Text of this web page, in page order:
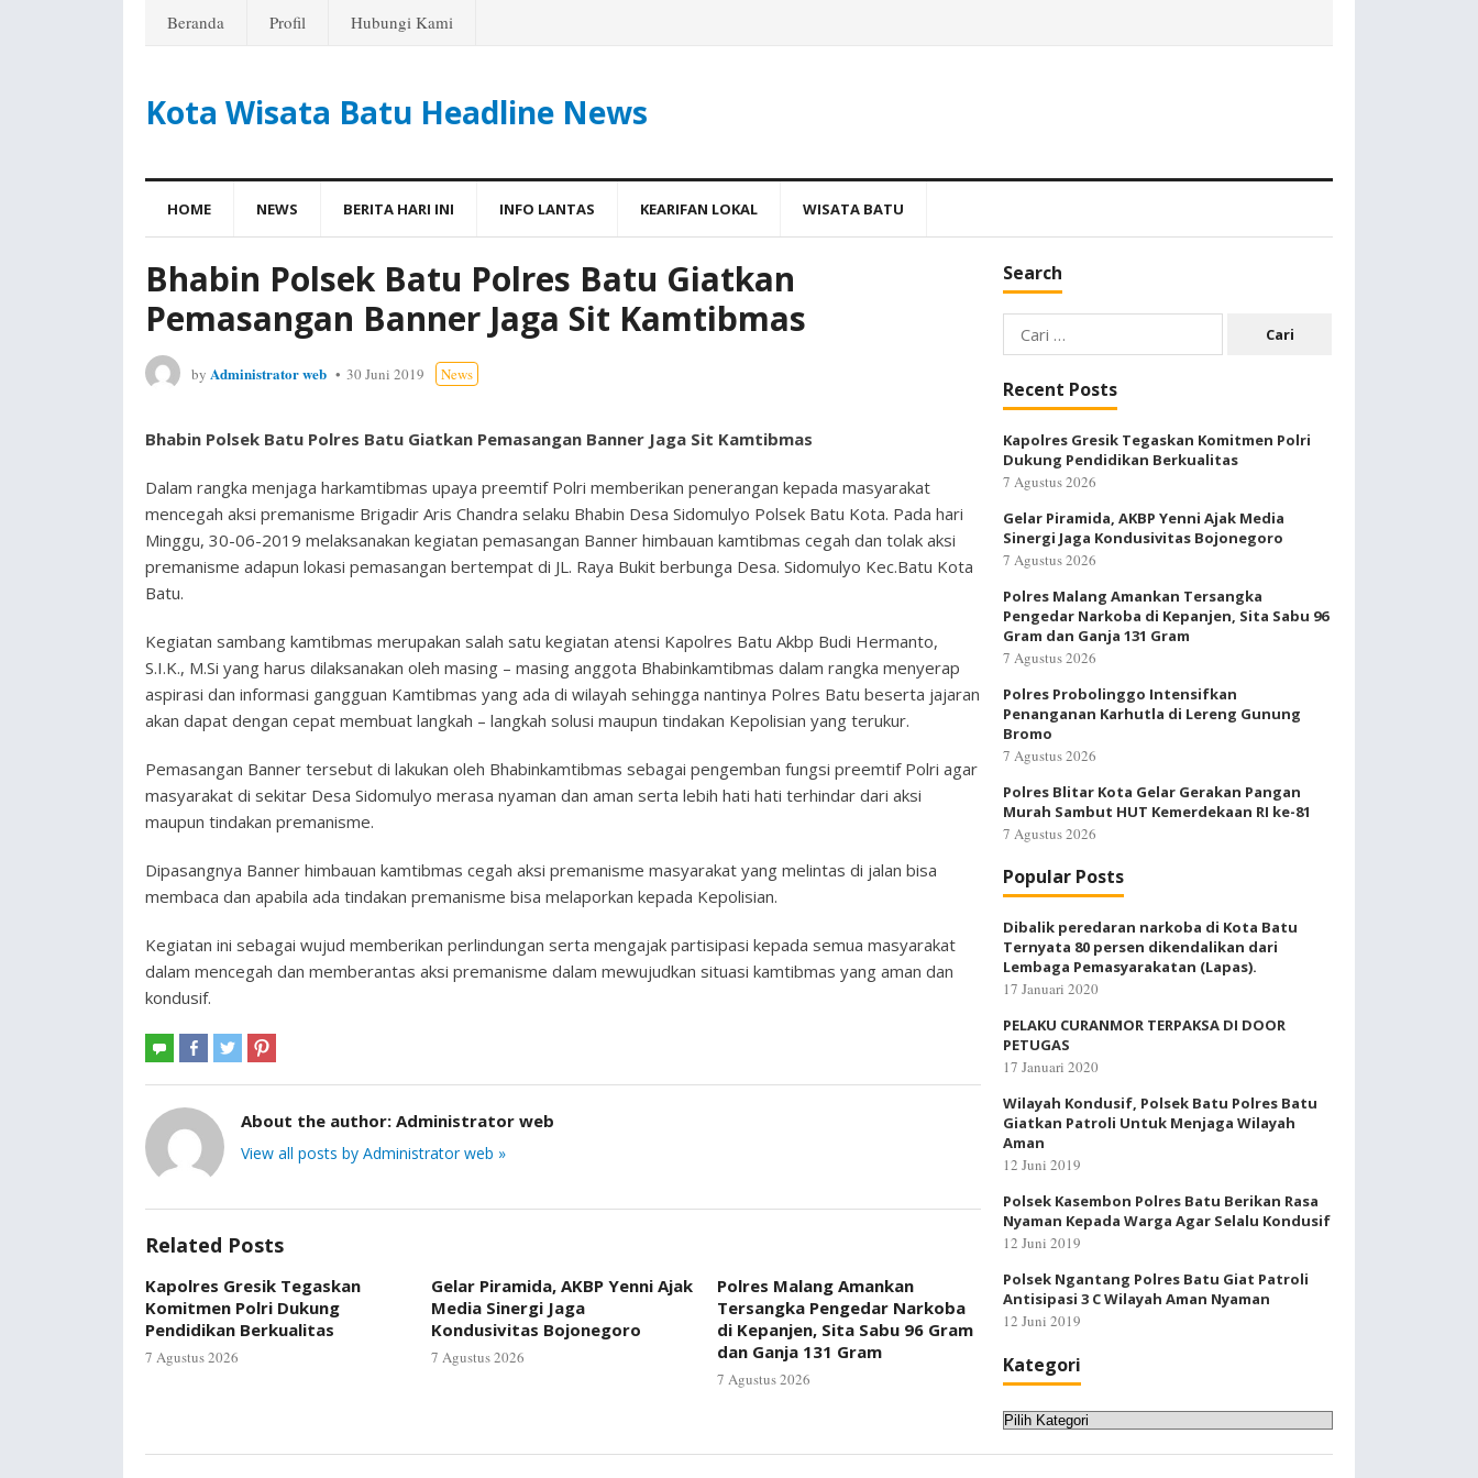
Beranda Profil Hubungi Kami
Kota Wisata Batu Headline News
HOME NEWS BERITA HARI INI INFO LANTAS KEARIFAN LOKAL WISATA BATU
Bhabin Polsek Batu Polres Batu Giatkan
Pemasangan Banner Jaga Sit Kamtibmas
by Administrator web 30 Juni 2019 News
Bhabin Polsek Batu Polres Batu Giatkan Pemasangan Banner Jaga Sit Kamtibmas
Dalam rangka menjaga harkamtibmas upaya preemtif Polri memberikan penerangan kepada masyarakat
mencegah aksi premanisme Brigadir Aris Chandra selaku Bhabin Desa Sidomulyo Polsek Batu Kota. Pada hari
Minggu, 30-06-2019 melaksanakan kegiatan pemasangan Banner himbauan kamtibmas cegah dan tolak aksi
premanisme adapun lokasi pemasangan bertempat di JL. Raya Bukit berbunga Desa. Sidomulyo Kec.Batu Kota
Batu.
Kegiatan sambang kamtibmas merupakan salah satu kegiatan atensi Kapolres Batu Akbp Budi Hermanto,
S.I.K., M.Si yang harus dilaksanakan oleh masing – masing anggota Bhabinkamtibmas dalam rangka menyerap
aspirasi dan informasi gangguan Kamtibmas yang ada di wilayah sehingga nantinya Polres Batu beserta jajaran
akan dapat dengan cepat membuat langkah – langkah solusi maupun tindakan Kepolisian yang terukur.
Pemasangan Banner tersebut di lakukan oleh Bhabinkamtibmas sebagai pengemban fungsi preemtif Polri agar
masyarakat di sekitar Desa Sidomulyo merasa nyaman dan aman serta lebih hati hati terhindar dari aksi
maupun tindakan premanisme.
Dipasangnya Banner himbauan kamtibmas cegah aksi premanisme masyarakat yang melintas di jalan bisa
membaca dan apabila ada tindakan premanisme bisa melaporkan kepada Kepolisian.
Kegiatan ini sebagai wujud memberikan perlindungan serta mengajak partisipasi kepada semua masyarakat
dalam mencegah dan memberantas aksi premanisme dalam mewujudkan situasi kamtibmas yang aman dan
kondusif.
About the author: Administrator web
View all posts by Administrator web »
Related Posts
Kapolres Gresik Tegaskan
Komitmen Polri Dukung
Pendidikan Berkualitas
7 Agustus 2026
Gelar Piramida, AKBP Yenni Ajak
Media Sinergi Jaga
Kondusivitas Bojonegoro
7 Agustus 2026
Polres Malang Amankan
Tersangka Pengedar Narkoba
di Kepanjen, Sita Sabu 96 Gram
dan Ganja 131 Gram
7 Agustus 2026
Search
Cari
untuk:
Recent Posts
Kapolres Gresik Tegaskan Komitmen Polri
Dukung Pendidikan Berkualitas
7 Agustus 2026
Gelar Piramida, AKBP Yenni Ajak Media
Sinergi Jaga Kondusivitas Bojonegoro
7 Agustus 2026
Polres Malang Amankan Tersangka
Pengedar Narkoba di Kepanjen, Sita Sabu 96
Gram dan Ganja 131 Gram
7 Agustus 2026
Polres Probolinggo Intensifkan
Penanganan Karhutla di Lereng Gunung
Bromo
7 Agustus 2026
Polres Blitar Kota Gelar Gerakan Pangan
Murah Sambut HUT Kemerdekaan RI ke-81
7 Agustus 2026
Popular Posts
Dibalik peredaran narkoba di Kota Batu
Ternyata 80 persen dikendalikan dari
Lembaga Pemasyarakatan (Lapas).
17 Januari 2020
PELAKU CURANMOR TERPAKSA DI DOOR
PETUGAS
17 Januari 2020
Wilayah Kondusif, Polsek Batu Polres Batu
Giatkan Patroli Untuk Menjaga Wilayah
Aman
12 Juni 2019
Polsek Kasembon Polres Batu Berikan Rasa
Nyaman Kepada Warga Agar Selalu Kondusif
12 Juni 2019
Polsek Ngantang Polres Batu Giat Patroli
Antisipasi 3 C Wilayah Aman Nyaman
12 Juni 2019
Kategori
Kategori